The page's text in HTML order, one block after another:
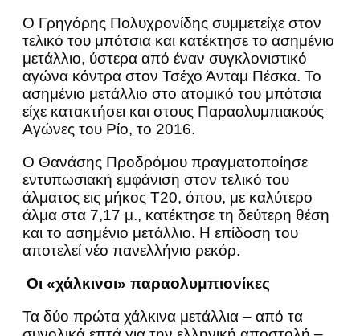
Ο Γρηγόρης Πολυχρονίδης συμμετείχε στον
τελικό του μπότσια και κατέκτησε το ασημένιο
μετάλλιο, ύστερα από έναν συγκλονιστικό
αγώνα κόντρα στον Τσέχο Άνταμ Πέσκα. Το
ασημένιο μετάλλιο στο ατομικό του μπότσια
είχε κατακτήσει και στους Παραολυμπιακούς
Αγώνες του Ρίο, το 2016.
Ο Θανάσης Προδρόμου πραγματοποίησε
εντυπωσιακή εμφάνιση στον τελικό του
άλματος εις μήκος Τ20, όπου, με καλύτερο
άλμα στα 7,17 μ., κατέκτησε τη δεύτερη θέση
και το ασημένιο μετάλλιο. Η επίδοση του
αποτελεί νέο πανελλήνιο ρεκόρ.
Οι «χάλκινοι» παραολυμπιονίκες
Τα δύο πρώτα χάλκινα μετάλλια – από τα